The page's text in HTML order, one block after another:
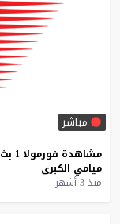
مباشر
مشاهدة فورمولا 1 بث
ميامي الكبرى
منذ 3 أشهر